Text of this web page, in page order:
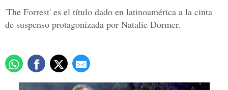
'The Forrest' es el título dado en latinoamérica a la cinta
de suspenso protagonizada por Natalie Dormer.